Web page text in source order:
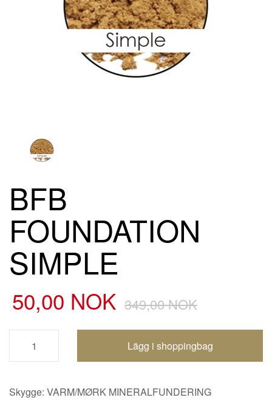
BFB
FOUNDATION
SIMPLE
50,00 NOK 349,00 NOK
Handlevogn oppdatert
Skygge: VARM/MØRK MINERALFUNDERING